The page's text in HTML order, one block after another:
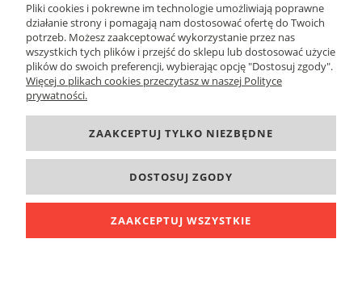
ZAPISZ SIĘ
O FIRMIE
Pliki cookies i pokrewne im technologie umożliwiają poprawne
działanie strony i pomagają nam dostosować ofertę do Twoich
potrzeb. Możesz zaakceptować wykorzystanie przez nas
wszystkich tych plików i przejść do sklepu lub dostosować użycie
plików do swoich preferencji, wybierając opcję "Dostosuj zgody".
Więcej o plikach cookies przeczytasz w naszej Polityce
prywatności.
ZAAKCEPTUJ TYLKO NIEZBĘDNE
DOSTOSUJ ZGODY
ZAAKCEPTUJ WSZYSTKIE